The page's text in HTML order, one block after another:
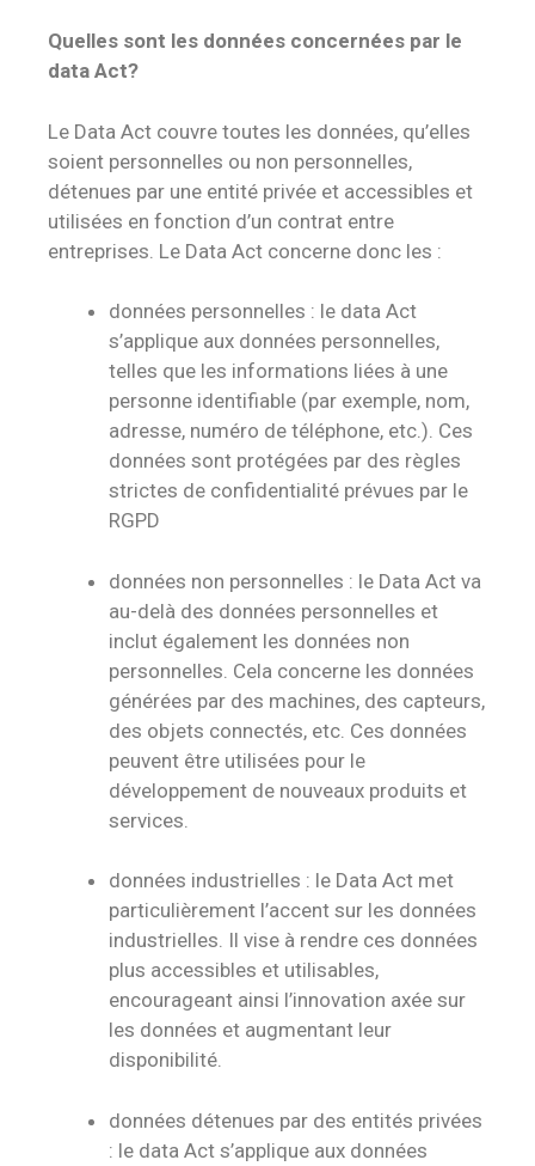
Quelles sont les données concernées par le
data Act?
Le Data Act couvre toutes les données, qu’elles
soient personnelles ou non personnelles,
détenues par une entité privée et accessibles et
utilisées en fonction d’un contrat entre
entreprises. Le Data Act concerne donc les :
données personnelles : le data Act
s’applique aux données personnelles,
telles que les informations liées à une
personne identifiable (par exemple, nom,
adresse, numéro de téléphone, etc.). Ces
données sont protégées par des règles
strictes de confidentialité prévues par le
RGPD
données non personnelles : le Data Act va
au-delà des données personnelles et
inclut également les données non
personnelles. Cela concerne les données
générées par des machines, des capteurs,
des objets connectés, etc. Ces données
peuvent être utilisées pour le
développement de nouveaux produits et
services.
données industrielles : le Data Act met
particulièrement l’accent sur les données
industrielles. Il vise à rendre ces données
plus accessibles et utilisables,
encourageant ainsi l’innovation axée sur
les données et augmentant leur
disponibilité.
données détenues par des entités privées
: le data Act s’applique aux données